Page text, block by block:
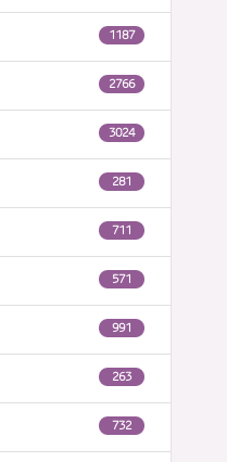
1187
2766
3024
281
711
571
991
263
732